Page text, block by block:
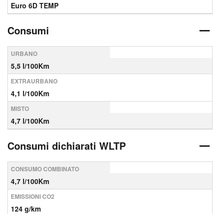
Euro 6D TEMP
Consumi
URBANO
5,5 l/100Km
EXTRAURBANO
4,1 l/100Km
MISTO
4,7 l/100Km
Consumi dichiarati WLTP
CONSUMO COMBINATO
4,7 l/100Km
EMISSIONI CO2
124 g/km